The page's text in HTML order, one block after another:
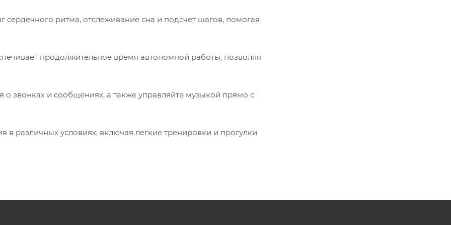
ритма, отслеживание сна и подсчет шагов, помогая
продолжительное время автономной работы, позволяя
звонках и сообщениях, а также управляйте музыкой прямо с
различных условиях, включая легкие тренировки и прогулки